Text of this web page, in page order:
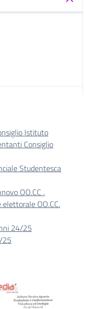
Istituto
Consiglio
Studentesca
OO.CC .
OO.CC.
24/25
25